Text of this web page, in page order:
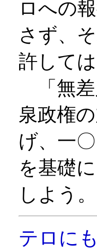
ロへの
さず、
許して
「無差
泉政権
げ、一
を基礎
しよう。
テロに